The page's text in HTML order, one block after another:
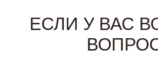
ЕСЛИ У ВАС